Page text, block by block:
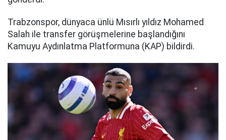
Trabzonspor, dünyaca ünlü Mısırlı yıldız Mohamed
Salah ile transfer görüşmelerine başlandığını
Kamuyu Aydınlatma Platformuna (KAP) bildirdi.